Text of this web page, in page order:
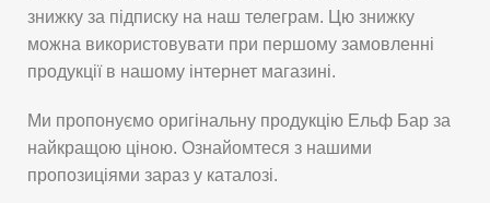
знижку за підписку на наш телеграм. Цю знижку
можна використовувати при першому замовленні
продукції в нашому інтернет магазині.
Ми пропонуємо оригінальну продукцію Ельф Бар за
найкращою ціною. Ознайомтеся з нашими
пропозиціями зараз у каталозі.